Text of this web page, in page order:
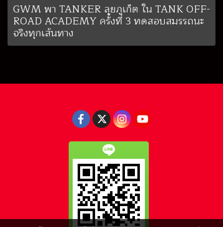
GWM พา TANKER ลุยภูเก็ต ใน TANK OFF-
ROAD ACADEMY ครั้งที่ 3 ทดสอบสมรรถนะ
จริงทุกเส้นทาง